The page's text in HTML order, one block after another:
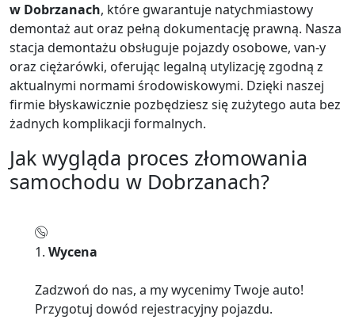
w Dobrzanach, które gwarantuje natychmiastowy
demontaż aut oraz pełną dokumentację prawną. Nasza
stacja demontażu obsługuje pojazdy osobowe, van-y
oraz ciężarówki, oferując legalną utylizację zgodną z
aktualnymi normami środowiskowymi. Dzięki naszej
firmie błyskawicznie pozbędziesz się zużytego auta bez
żadnych komplikacji formalnych.
Jak wygląda proces złomowania
samochodu w Dobrzanach?
1. Wycena
Zadzwoń do nas, a my wycenimy Twoje auto!
Przygotuj dowód rejestracyjny pojazdu.